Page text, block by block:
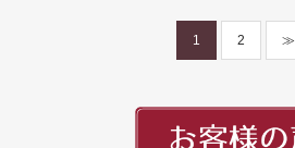
1 2 ≫